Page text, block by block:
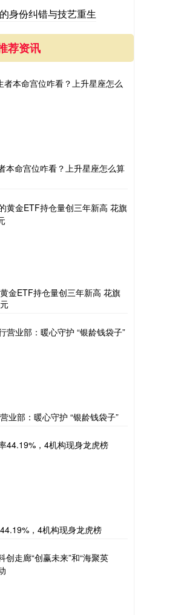
身份纠错与技艺重生
荐资讯
本命宫位咋看？上升星座怎么算
金ETF持仓量创三年新高 花旗
业部：暖心守护 “银龄钱袋子”
，4机构现身龙虎榜